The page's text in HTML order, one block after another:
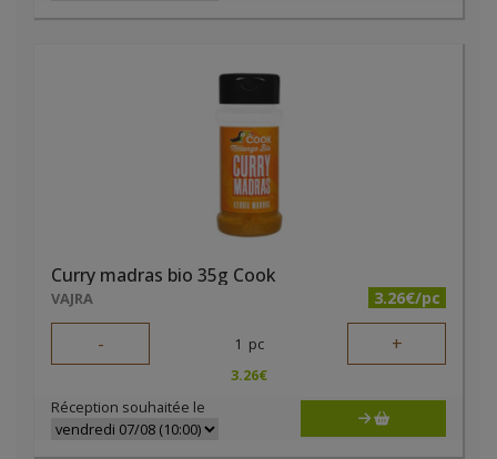
Curry madras bio 35g Cook
VAJRA 3.26€/pc
- 1 pc +
3.26€
Réception souhaitée le